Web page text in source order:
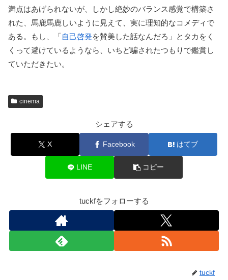
満点はあげられないが、しかし絶妙のバランス感覚で構築さ
れた、馬鹿馬鹿しいように見えて、実に理知的なコメディで
ある。もし、「自己啓発を賛美した話なんだろ」とタカをく
くって避けているようなら、いちど騙されたつもりで鑑賞し
ていただきたい。
cinema
シェアする
X Facebook はてブ
LINE コピー
tuckfをフォローする
tuckf